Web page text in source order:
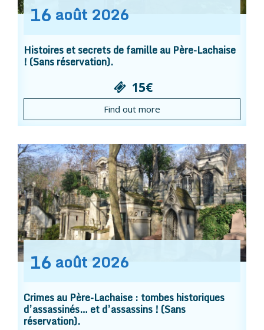
16 août 2026
Histoires et secrets de famille au Père-Lachaise
! (Sans réservation).
15€
Find out more
16 août 2026
Crimes au Père-Lachaise : tombes historiques
d’assassinés… et d’assassins ! (Sans
réservation).